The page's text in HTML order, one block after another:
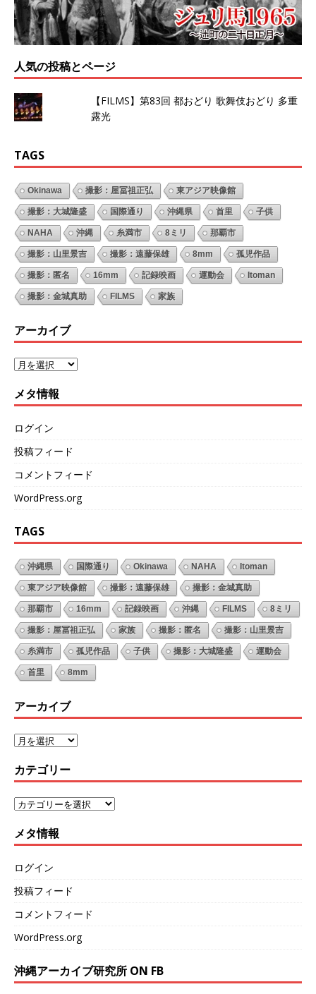
人気の投稿とページ
【FILMS】第83回 都おどり 歌舞伎おどり 多重
露光
TAGS
Okinawa 撮影：屋冨祖正弘 東アジア映像館
撮影：大城隆盛 国際通り 沖縄県 首里 子供
NAHA 沖縄 糸満市 8ミリ 那覇市
撮影：山里景吉 撮影：遠藤保雄 8mm 孤児作品
撮影：匿名 16mm 記録映画 運動会 Itoman
撮影：金城真助 FILMS 家族
アーカイブ
メタ情報
ログイン
投稿フィード
コメントフィード
WordPress.org
TAGS
沖縄県 国際通り Okinawa NAHA Itoman
東アジア映像館 撮影：遠藤保雄 撮影：金城真助
那覇市 16mm 記録映画 沖縄 FILMS 8ミリ
撮影：屋冨祖正弘 家族 撮影：匿名 撮影：山里景吉
糸満市 孤児作品 子供 撮影：大城隆盛 運動会
首里 8mm
アーカイブ
カテゴリー
メタ情報
ログイン
投稿フィード
コメントフィード
WordPress.org
沖縄アーカイブ研究所 ON FB